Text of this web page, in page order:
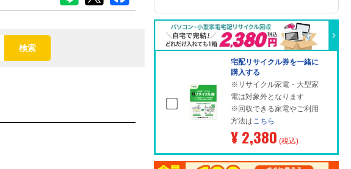
検索
宅配リサイクル券を一緒に
購入する
※リサイクル家電・大型家
電は対象外となります
※回収できる家電やご利用
方法はこちら
¥ 2,380 (税込)